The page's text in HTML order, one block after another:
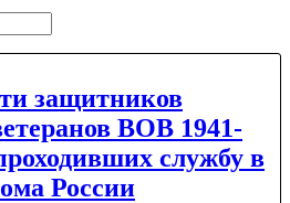
защитников
ВОВ 1941-
службу в
России